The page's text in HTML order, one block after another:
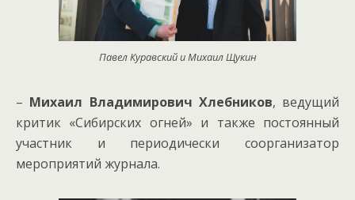
Павел Куравский и Михаил Щукин
– Михаил Владимирович Хлебников, ведущий
критик «Сибирских огней» и также постоянный
участник и периодически соорганизатор
мероприятий журнала.